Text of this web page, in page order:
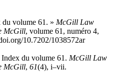
volume 61. » McGill Law
McGill, volume 61, numéro 4,
10.7202/1038572ar
du volume 61. McGill Law
McGill, 61(4), i–vii.